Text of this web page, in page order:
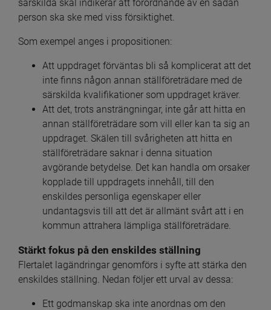
särskilda skäl indikerar att förordnande av en sådan
person ska ske med viss försiktighet.
Som exempel anges i propositionen:
Att uppdraget förväntas bli så komplicerat att det
inte finns någon annan ställföreträdare med de
särskilda kvalifikationer som uppdraget kräver.
Att det, trots ansträngningar, inte går att hitta en
annan ställföreträdare som vill eller kan ta sig an
uppdraget. Skälen till svårigheten att hitta en
ställföreträdare saknar i denna situation
avgörande betydelse. Det kan handla om orsaker
kopplade till uppdragets innehåll, till den
enskildes personliga egenskaper eller
undantagsvis till att det är allmänt svårt att i en
kommun attrahera lämpliga ställföreträdare.
Stärkt fokus på den enskildes ställning
Flertalet lagändringar genomförs i syfte att stärka den
enskildes ställning. Nedan följer ett urval av dessa:
Ett godmanskap ska inte anordnas om den